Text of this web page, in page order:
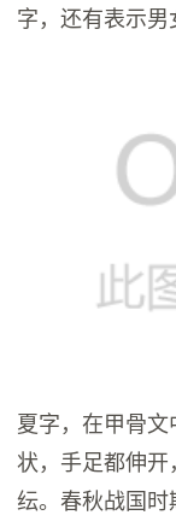
字，还有表示男
夏字，在甲骨
状，手足都伸
纭。春秋战国